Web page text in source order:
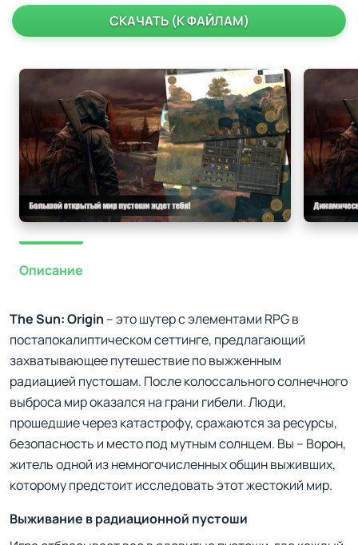
СКАЧАТЬ (К ФАЙЛАМ)
Описание
The Sun: Origin – это шутер с элементами RPG в
постапокалиптическом сеттинге, предлагающий
захватывающее путешествие по выжженным
радиацией пустошам. После колоссального солнечного
выброса мир оказался на грани гибели. Люди,
прошедшие через катастрофу, сражаются за ресурсы,
безопасность и место под мутным солнцем. Вы – Ворон,
житель одной из немногочисленных общин выживших,
которому предстоит исследовать этот жестокий мир.
Выживание в радиационной пустоши